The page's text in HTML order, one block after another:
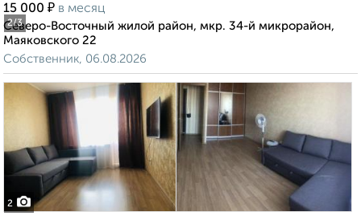
2/3
15 000 ₽ в месяц
Северо-Восточный жилой район, мкр. 34-й микрорайон,
Маяковского 22
Собственник, 06.08.2026
2